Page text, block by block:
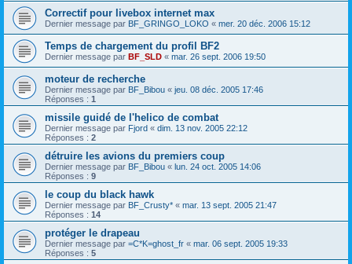
Correctif pour livebox internet max
Dernier message par BF_GRINGO_LOKO « mer. 20 déc. 2006 15:12
Temps de chargement du profil BF2
Dernier message par BF_SLD « mar. 26 sept. 2006 19:50
moteur de recherche
Dernier message par BF_Bibou « jeu. 08 déc. 2005 17:46
Réponses : 1
missile guidé de l'helico de combat
Dernier message par Fjord « dim. 13 nov. 2005 22:12
Réponses : 2
détruire les avions du premiers coup
Dernier message par BF_Bibou « lun. 24 oct. 2005 14:06
Réponses : 9
le coup du black hawk
Dernier message par BF_Crusty* « mar. 13 sept. 2005 21:47
Réponses : 14
protéger le drapeau
Dernier message par =C*K=ghost_fr « mar. 06 sept. 2005 19:33
Réponses : 5